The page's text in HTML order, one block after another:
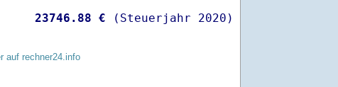
23746.88 € (Steuerjahr 2020)
auf rechner24.info